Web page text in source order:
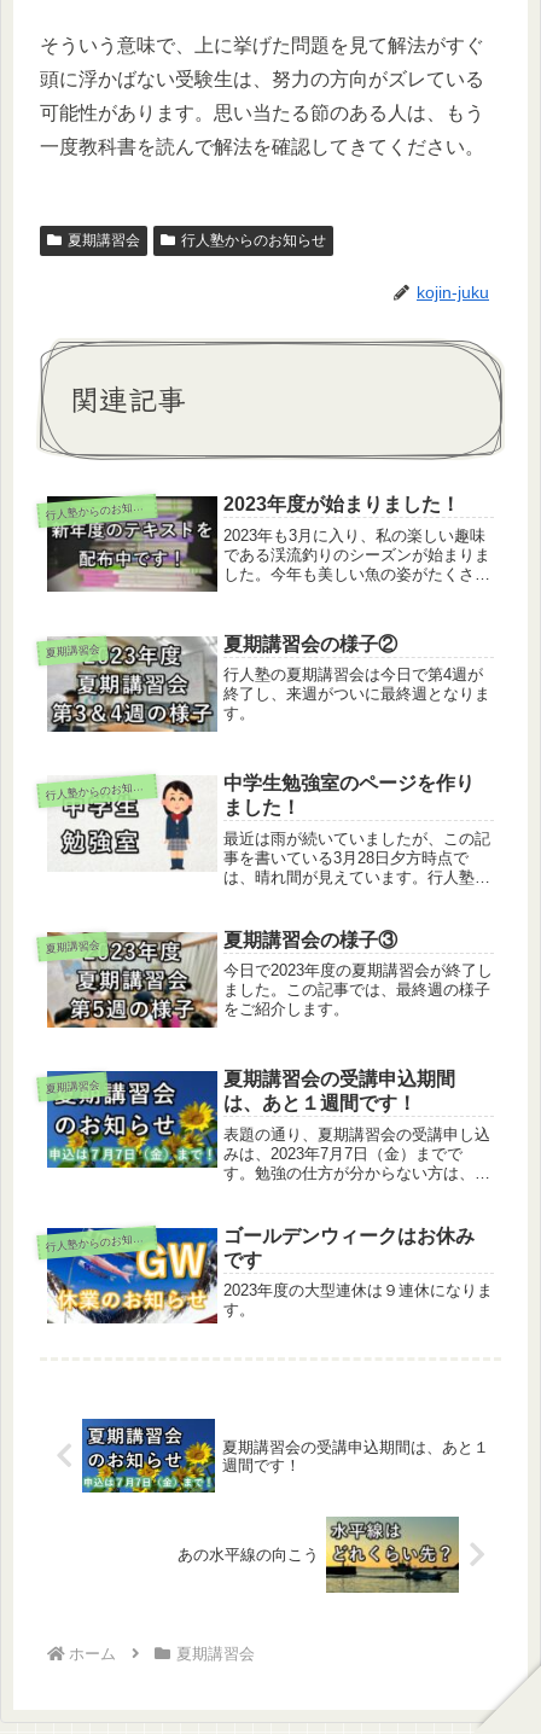
そういう意味で、上に挙げた問題を見て解法がすぐ
頭に浮かばない受験生は、努力の方向がズレている
可能性があります。思い当たる節のある人は、もう
一度教科書を読んで解法を確認してきてください。
夏期講習会 行人塾からのお知らせ
kojin-juku
関連記事
行
人塾からのお知らせ 2023年度が始まりました！
2023年も3月に入り、私の楽しい趣味
である渓流釣りのシーズンが始まりま
した。今年も美しい魚の姿がたくさん
れは学校が始まる4月よりも早めにス
タートすることで、最初の授業から順
調な滑り出しができるようにするため
です。
夏期講習会 夏期講習会の様子②
行人塾の夏期講習会は今日で第4週が
終了し、来週がついに最終週となりま
す。
行
人塾からのお知らせ
中学生勉強室のページを作り
ました！
最近は雨が続いていましたが、この記
事を書いている3月28日夕方時点で
は、晴れ間が見えています。行人塾は
季節でもあります。さて今回は、講習
会とは無関係ですが中学生勉強室のペ
ー...
夏期講習会 夏期講習会の様子③
今日で2023年度の夏期講習会が終了し
ました。この記事では、最終週の様子
をご紹介します。
夏期講習会
夏期講習会の受講申込期間
は、あと１週間です！
表題の通り、夏期講習会の受講申し込
みは、2023年7月7日（金）までで
す。勉強の仕方が分からない方は、ぜ
ありました。その中でも、今回はいい
問題だ！と感じるものがありました
の...
行
人塾からのお知らせ
ゴールデンウィークはお休み
です
2023年度の大型連休は９連休になりま
す。
夏期講習会の受講申込期間は、あと１
週間です！
あの水平線の向こう
ホーム 夏期講習会